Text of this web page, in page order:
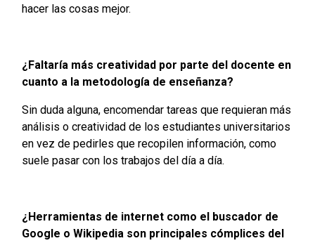
hacer las cosas mejor.
¿Faltaría más creatividad por parte del docente en
cuanto a la metodología de enseñanza?
Sin duda alguna, encomendar tareas que requieran más
análisis o creatividad de los estudiantes universitarios
en vez de pedirles que recopilen información, como
suele pasar con los trabajos del día a día.
¿Herramientas de internet como el buscador de
Google o Wikipedia son principales cómplices del